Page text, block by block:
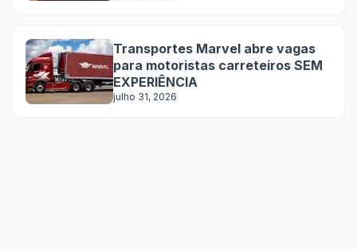
Transportes Marvel abre vagas
para motoristas carreteiros SEM
EXPERIÊNCIA
julho 31, 2026